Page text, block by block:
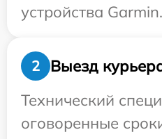
устройства Garmin.
2
Выезд
Технический
оговоренные